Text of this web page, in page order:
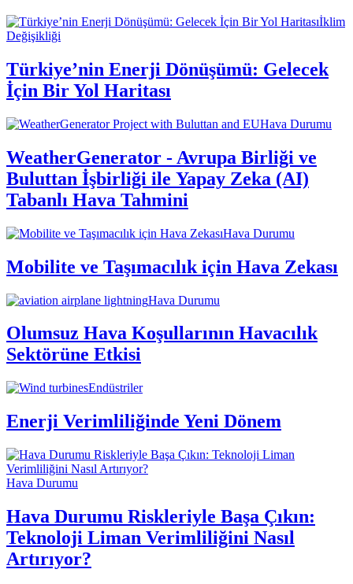
İklim
Değişikliği
Türkiye’nin Enerji Dönüşümü: Gelecek
İçin Bir Yol Haritası
Hava Durumu
WeatherGenerator - Avrupa Birliği ve
Buluttan İşbirliği ile Yapay Zeka (AI)
Tabanlı Hava Tahmini
Hava Durumu
Mobilite ve Taşımacılık için Hava Zekası
Hava Durumu
Olumsuz Hava Koşullarının Havacılık
Sektörüne Etkisi
Endüstriler
Enerji Verimliliğinde Yeni Dönem
Hava Durumu
Hava Durumu Riskleriyle Başa Çıkın:
Teknoloji Liman Verimliliğini Nasıl
Artırıyor?